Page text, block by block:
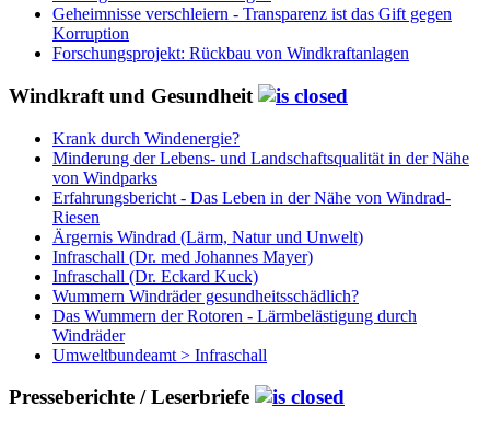
Geheimnisse verschleiern - Transparenz ist das Gift gegen
Korruption
Forschungsprojekt: Rückbau von Windkraftanlagen
Windkraft und Gesundheit
Krank durch Windenergie?
Minderung der Lebens- und Landschaftsqualität in der Nähe
von Windparks
Erfahrungsbericht - Das Leben in der Nähe von Windrad-
Riesen
Ärgernis Windrad (Lärm, Natur und Unwelt)
Infraschall (Dr. med Johannes Mayer)
Infraschall (Dr. Eckard Kuck)
Wummern Windräder gesundheitsschädlich?
Das Wummern der Rotoren - Lärmbelästigung durch
Windräder
Umweltbundeamt > Infraschall
Presseberichte / Leserbriefe